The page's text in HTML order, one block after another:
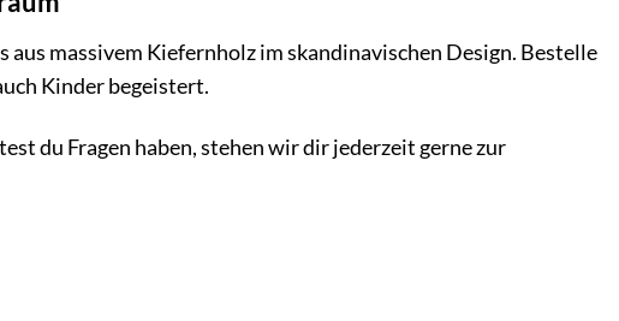
massivem Kiefernholz im skandinavischen Design. Bestelle
Kinder begeistert.
du Fragen haben, stehen wir dir jederzeit gerne zur